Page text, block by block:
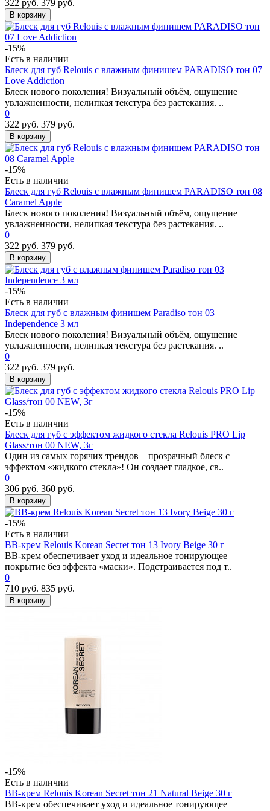
322 руб. 379 руб.
В корзину
-15%
Есть в наличии
Блеск для губ Relouis с влажным финишем PARADISO тон 07
Love Addiction
Блеск нового поколения! Визуальный объём, ощущение
увлажненности, нелипкая текстура без растекания. ..
0
322 руб. 379 руб.
В корзину
-15%
Есть в наличии
Блеск для губ Relouis с влажным финишем PARADISO тон 08
Caramel Apple
Блеск нового поколения! Визуальный объём, ощущение
увлажненности, нелипкая текстура без растекания. ..
0
322 руб. 379 руб.
В корзину
-15%
Есть в наличии
Блеск для губ с влажным финишем Paradiso тон 03
Independence 3 мл
Блеск нового поколения! Визуальный объём, ощущение
увлажненности, нелипкая текстура без растекания. ..
0
322 руб. 379 руб.
В корзину
-15%
Есть в наличии
Блеск для губ с эффектом жидкого стекла Relouis PRO Lip
Glass/тон 00 NEW, 3г
Один из самых горячих трендов – прозрачный блеск с
эффектом «жидкого стекла»! Он создает гладкое, св..
0
306 руб. 360 руб.
В корзину
-15%
Есть в наличии
ВВ-крем Relouis Korean Secret тон 13 Ivory Beige 30 г
BB-крем обеспечивает уход и идеальное тонирующее
покрытие без эффекта «маски». Подстраивается под т..
0
710 руб. 835 руб.
В корзину
-15%
Есть в наличии
ВВ-крем Relouis Korean Secret тон 21 Natural Beige 30 г
BB-крем обеспечивает уход и идеальное тонирующее